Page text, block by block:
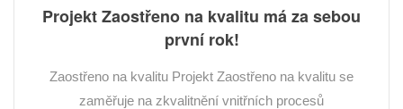
Projekt Zaostřeno na kvalitu má za sebou
první rok!
Zaostřeno na kvalitu Projekt Zaostřeno na kvalitu se
zaměřuje na zkvalitnění vnitřních procesů